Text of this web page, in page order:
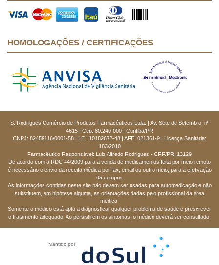
HOMOLOGAÇÕES / CERTIFICAÇÕES
S. Rodrigues Comércio de Produtos Farmacêuticos Ltda. | Av. Sete de Setembro, nº
4615 | Cep: 80.240-000 | Curitiba/PR
CNPJ: 82459116/0001-58 | I.E.: 10182672-48 | AFE: 021361-9 | Licença Sanitária:
183/2010
Farmacêutico Responsável: Luiz Alfredo Rodrigues - CRF/PR: 13129
De acordo com a RDC 44/2009 para a venda de medicamentos feita por meio remoto
é necessário o envio da receita médica por fax, email ou outro meio, para a efetivação
da compra.
As informações contidas neste site não devem ser usadas para automedicação e não
substituem, em hipótese alguma, as orientações dadas pelo profissional da área
médica.
Somente o médico está apto a diagnosticar qualquer problema de saúde e prescrever
o tratamento adequado. Ao persistirem os sintomas, o médico deverá ser consultado.
Mantido por: